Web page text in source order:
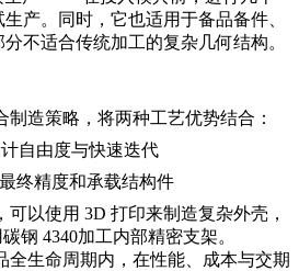
产。同时，它也适用于备品备件、
不适合传统加工的复杂几何结构。
造策略，将两种工艺优势结合：
自由度与快速迭代
终精度和承载结构件
以使用 3D 打印来制造复杂外壳，
碳钢 4340加工内部精密支架。
全生命周期内，在性能、成本与交期